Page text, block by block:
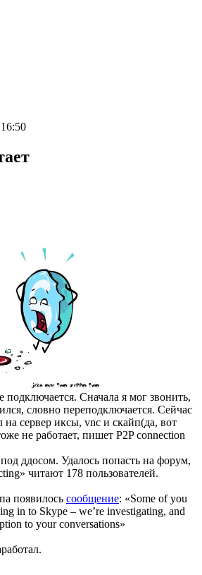
Сначала я мог звонить,
словно переподключается. Сейчас
на сервер иксы, vnc и скайп(да, вот
не работает, пишет P2P connection
ддосом. Удалось попасть на форум,
читают 178 пользователей.
появилось сообщение: «Some of you
in to Skype – we’re investigating, and
to your conversations»